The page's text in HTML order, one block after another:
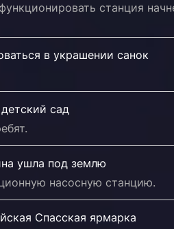
станция
в украшении санок
сад
ушла под землю
насосную станцию.
Спасская ярмарка